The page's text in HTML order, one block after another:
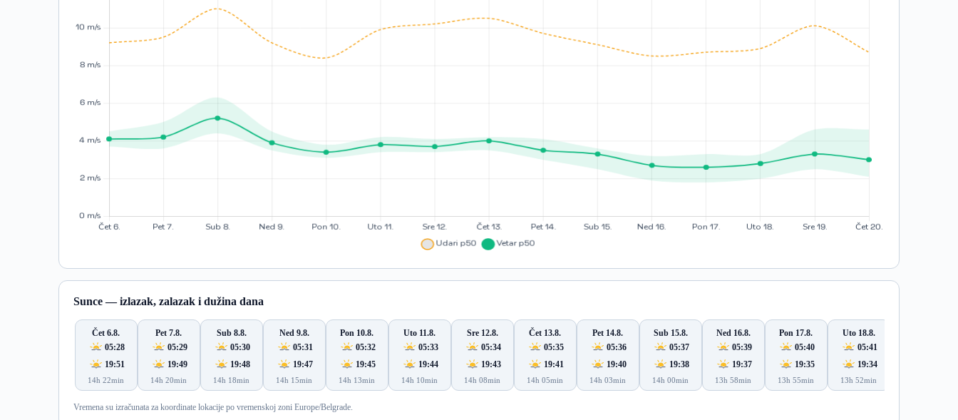
Sunce — izlazak, zalazak i dužina dana
Čet 6.8.
05:28
19:51
14h 22min
Pet 7.8.
05:29
19:49
14h 20min
Sub 8.8.
05:30
19:48
14h 18min
Ned 9.8.
05:31
19:47
14h 15min
Pon 10.8.
05:32
19:45
14h 13min
Uto 11.8.
05:33
19:44
14h 10min
Sre 12.8.
05:34
19:43
14h 08min
Čet 13.8.
05:35
19:41
14h 05min
Pet 14.8.
05:36
19:40
14h 03min
Sub 15.8.
05:37
19:38
14h 00min
Ned 16.8.
05:39
19:37
13h 58min
Pon 17.8.
05:40
19:35
13h 55min
Uto 18.8.
05:41
19:34
13h 52min
Vremena su izračunata za koordinate lokacije po vremenskoj zoni Europe/Belgrade.